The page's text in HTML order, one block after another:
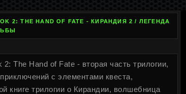
2: THE HAND OF FATE - КИРАНДИЯ 2 / ЛЕГЕНДА
The Hand of Fate - вторая часть трилогии,
с элементами квеста,
книге трилогии о Кирандии, волшебница